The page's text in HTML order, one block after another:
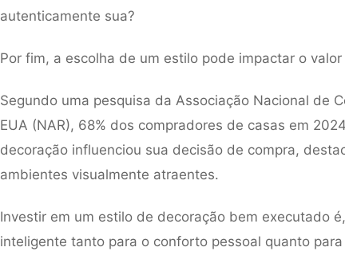
autenticamente sua?
Por fim, a escolha de um estilo pode impactar o
Segundo uma pesquisa da Associação Nacional de
EUA (NAR), 68% dos compradores de casas em
decoração influenciou sua decisão de compra,
ambientes visualmente atraentes.
Investir em um estilo de decoração bem executado
inteligente tanto para o conforto pessoal quanto